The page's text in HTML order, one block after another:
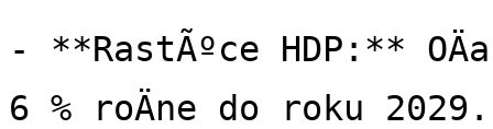
- **RastÃºce HDP:**
6 % roÄne do roku 2029.